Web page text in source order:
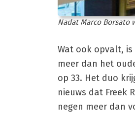
Nadat Marco Borsato
Wat ook opvalt, is
meer dan het
op 33. Het duo
nieuws dat Freek
negen meer dan